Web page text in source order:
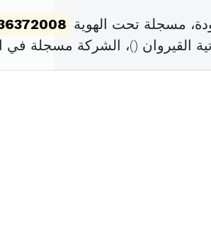
مسجلة تحت الهوية
القيروان ()، الشركة مسجلة في